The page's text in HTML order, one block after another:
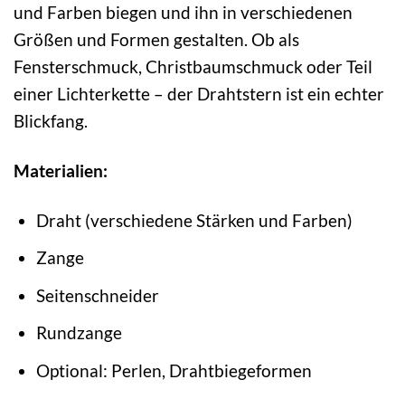
und Farben biegen und ihn in verschiedenen
Größen und Formen gestalten. Ob als
Fensterschmuck, Christbaumschmuck oder Teil
einer Lichterkette – der Drahtstern ist ein echter
Blickfang.
Materialien:
Draht (verschiedene Stärken und Farben)
Zange
Seitenschneider
Rundzange
Optional: Perlen, Drahtbiegeformen